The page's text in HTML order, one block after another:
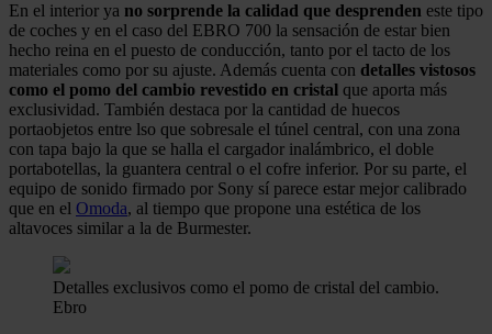
En el interior ya no sorprende la calidad que desprenden este tipo
de coches y en el caso del EBRO 700 la sensación de estar bien
hecho reina en el puesto de conducción, tanto por el tacto de los
materiales como por su ajuste. Además cuenta con detalles vistosos
como el pomo del cambio revestido en cristal que aporta más
exclusividad. También destaca por la cantidad de huecos
portaobjetos entre lso que sobresale el túnel central, con una zona
con tapa bajo la que se halla el cargador inalámbrico, el doble
portabotellas, la guantera central o el cofre inferior. Por su parte, el
equipo de sonido firmado por Sony sí parece estar mejor calibrado
que en el Omoda, al tiempo que propone una estética de los
altavoces similar a la de Burmester.
Detalles exclusivos como el pomo de cristal del cambio.
Ebro